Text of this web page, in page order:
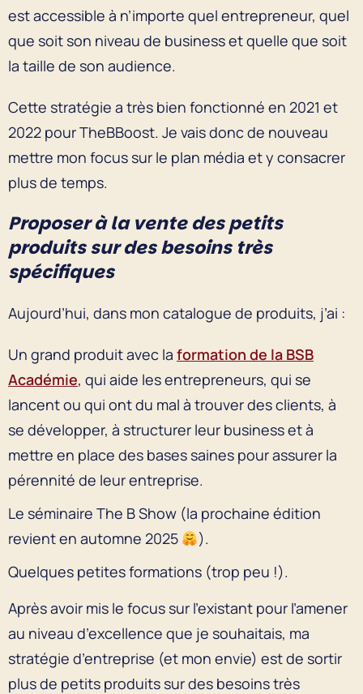
est accessible à n’importe quel entrepreneur, quel
que soit son niveau de business et quelle que soit
la taille de son audience.
Cette stratégie a très bien fonctionné en 2021 et
2022 pour TheBBoost. Je vais donc de nouveau
mettre mon focus sur le plan média et y consacrer
plus de temps.
Proposer à la vente des petits
produits sur des besoins très
spécifiques
Aujourd’hui, dans mon catalogue de produits, j’ai :
Un grand produit avec la formation de la BSB
Académie, qui aide les entrepreneurs, qui se
lancent ou qui ont du mal à trouver des clients, à
se développer, à structurer leur business et à
mettre en place des bases saines pour assurer la
pérennité de leur entreprise.
Le séminaire The B Show (la prochaine édition
revient en automne 2025
).
Quelques petites formations (trop peu !).
Après avoir mis le focus sur l’existant pour l’amener
au niveau d’excellence que je souhaitais, ma
stratégie d’entreprise (et mon envie) est de sortir
plus de petits produits sur des besoins très